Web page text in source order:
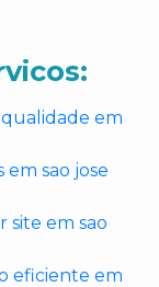
em
em sao jose
site em sao
eficiente em